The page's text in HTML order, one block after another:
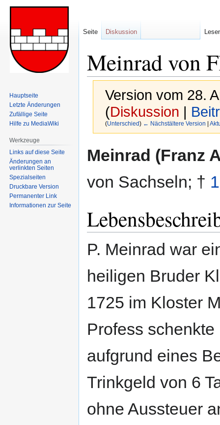
Meinrad von
Version vom 28.
(Diskussion |
(Unterschied) ← Nächstältere Version
Navigation
Suche
Meinrad (Franz
von Sachseln; †
P. Meinrad war
heiligen Bruder
1725 im Kloster
Profess
aufgrund eines
Trinkgeld von 6
ohne Aussteuer
Seite Diskussion
Hauptseite
Letzte Änderungen
Zufällige Seite
Hilfe zu MediaWiki
Werkzeuge
Links auf diese Seite
Änderungen an
verlinkten Seiten
Spezialseiten
Druckbare Version
Permanenter Link
Informationen zur Seite